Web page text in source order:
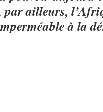
par ailleurs,
à la